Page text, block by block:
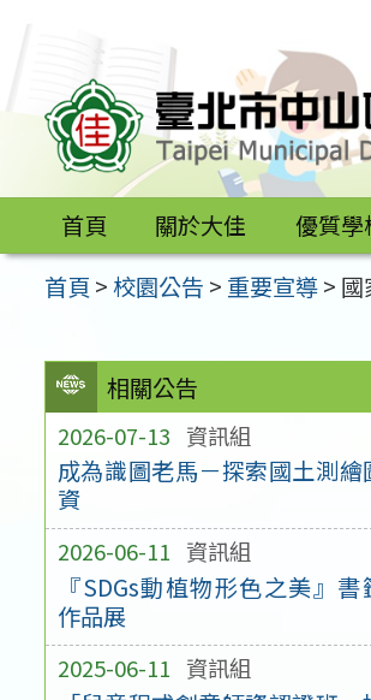
區
首頁 關於大佳 優質學
首頁 >校園公告 > 重要宣導>
相關公告
2026-07-13 資訊組
成為識圖老馬－探索國土測繪
資
2026-06-11 資訊組
『SDGs動植物形色之美』書
作品展
2025-06-11 資訊組